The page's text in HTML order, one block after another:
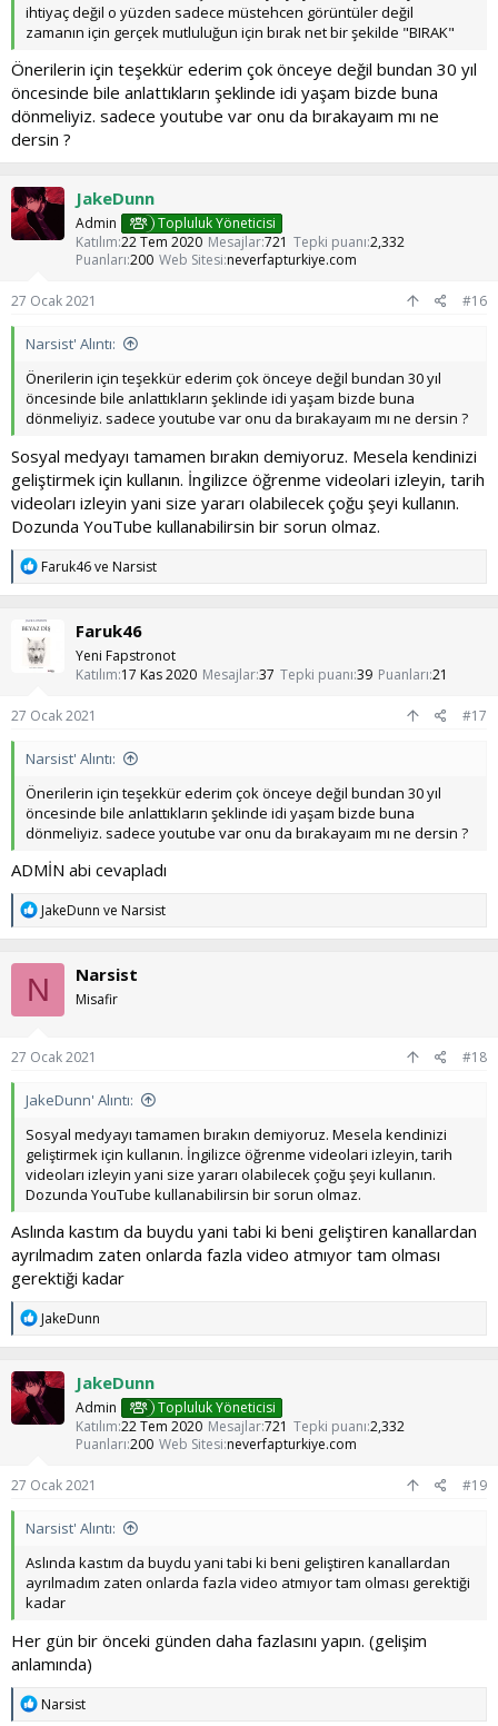
ihtiyaç değil o yüzden sadece müstehcen görüntüler değil
zamanın için gerçek mutluluğun için bırak net bir şekilde "BIRAK"
Önerilerin için teşekkür ederim çok önceye değil bundan 30 yıl
öncesinde bile anlattıkların şeklinde idi yaşam bizde buna
dönmeliyiz. sadece youtube var onu da bırakayaım mı ne
dersin ?
JakeDunn
Admin
Topluluk Yöneticisi
Katılım 22 Tem 2020 Mesajlar721 Tepki puanı 2,332
Puanları 200 Web Sitesi neverfapturkiye.com
27 Ocak 2021 #16
Narsist' Alıntı:
Önerilerin için teşekkür ederim çok önceye değil bundan 30 yıl
öncesinde bile anlattıkların şeklinde idi yaşam bizde buna
dönmeliyiz. sadece youtube var onu da bırakayaım mı ne dersin ?
Sosyal medyayı tamamen bırakın demiyoruz. Mesela kendinizi
geliştirmek için kullanın. İngilizce öğrenme videolari izleyin, tarih
videoları izleyin yani size yararı olabilecek çoğu şeyi kullanın.
Dozunda YouTube kullanabilirsin bir sorun olmaz.
T
p
k
i
l
e
Faruk46ve Narsist
Faruk46
Yeni Fapstronot
Katılım 17 Kas 2020 Mesajlar37 Tepki puanı 39 Puanları 21
27 Ocak 2021 #17
Narsist' Alıntı:
Önerilerin için teşekkür ederim çok önceye değil bundan 30 yıl
öncesinde bile anlattıkların şeklinde idi yaşam bizde buna
dönmeliyiz. sadece youtube var onu da bırakayaım mı ne dersin ?
ADMİN abi cevapladı
T
p
k
l
e
JakeDunn ve Narsist
N Narsist
Misafir
27 Ocak 2021 #18
JakeDunn' Alıntı:
Sosyal medyayı tamamen bırakın demiyoruz. Mesela kendinizi
geliştirmek için kullanın. İngilizce öğrenme videolari izleyin, tarih
videoları izleyin yani size yararı olabilecek çoğu şeyi kullanın.
Dozunda YouTube kullanabilirsin bir sorun olmaz.
Aslında kastım da buydu yani tabi ki beni geliştiren kanallardan
ayrılmadım zaten onlarda fazla video atmıyor tam olması
gerektiği kadar
T
p
k
i
l
e
JakeDunn
JakeDunn
Admin
Topluluk Yöneticisi
Katılım 22 Tem 2020 Mesajlar721 Tepki puanı 2,332
Puanları 200 Web Sitesi neverfapturkiye.com
27 Ocak 2021 #19
Narsist' Alıntı:
Aslında kastım da buydu yani tabi ki beni geliştiren kanallardan
ayrılmadım zaten onlarda fazla video atmıyor tam olması gerektiği
kadar
Her gün bir önceki günden daha fazlasını yapın. (gelişim
anlamında)
T
Narsist